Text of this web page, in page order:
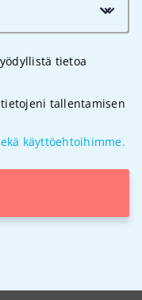
tietoa
tallentamisen
käyttöehtoihimme.